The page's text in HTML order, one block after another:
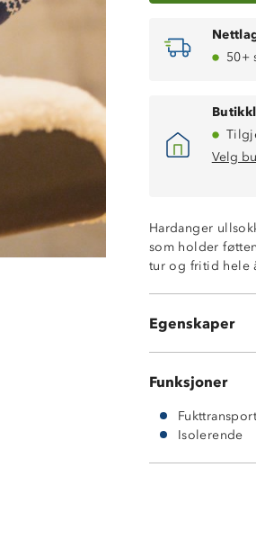
50+
Velg
Hardanger
som holder
tur og fritid hele
Egenskaper
Isolerende
Frotte på
Funksjoner
Isolerende